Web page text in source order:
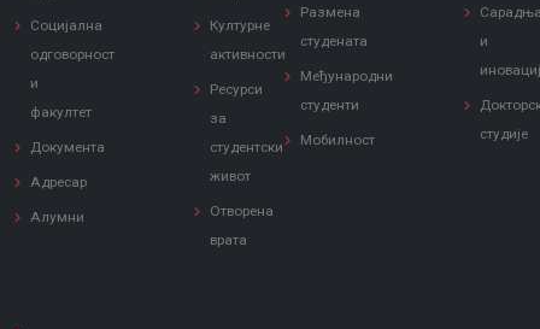
Социјална
одговорност
и
факултет
Документа
Адресар
Алумни
Културне
активности
Ресурси
за
студентски
живот
Отворена
врата
Размена
студената
Међународни
студенти
Мобилност
и
студије